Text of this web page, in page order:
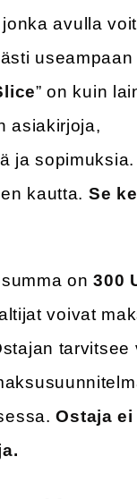
avulla
useampaan
” on kuin
asiakirjoja,
ja sopimuksia.
kautta. Se
on 300
voivat
tarvitsee
Ostaja ei